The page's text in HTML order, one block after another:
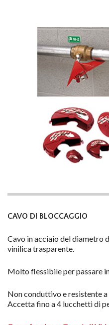
CAVO DI BLOCCAGGIO
Cavo in acciaio del diametro
vinilica trasparente.
Molto flessibile per passare
Non conduttivo e resistente
Accetta fino a 4 lucchetti di